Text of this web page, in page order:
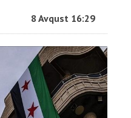
8 Avqust 16:29